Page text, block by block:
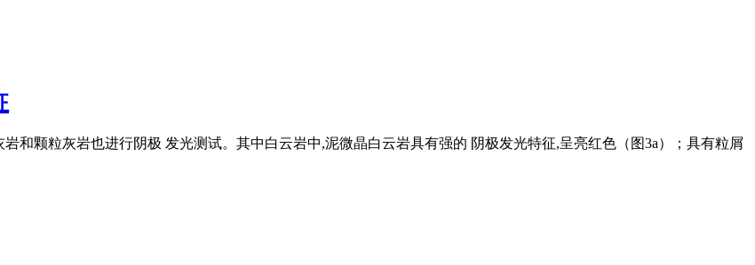
和颗粒灰岩也进行阴极 发光测试。其中白云岩中,泥微晶白云岩具有强的 阴极发光特征,呈亮红色（图3a）；具有粒屑